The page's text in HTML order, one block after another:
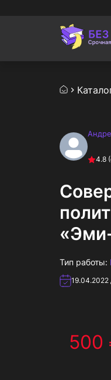
4.8
Тип работы:
19.04.2022
500